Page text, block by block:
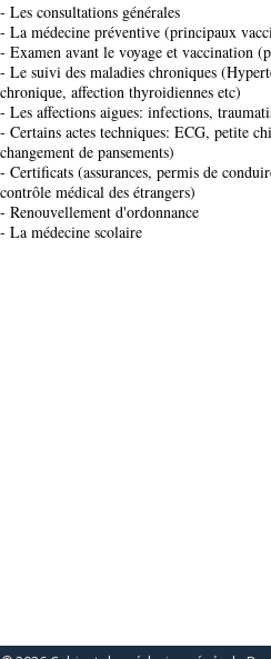
- Les consultations générales
- La médecine préventive (principaux
- Examen avant le voyage et vaccination
- Le suivi des maladies chroniques
chronique, affection thyroidiennes etc)
- Les affections aigues: infections,
- Certains actes techniques: ECG, petite
changement de pansements)
- Certificats (assurances, permis de
contrôle médical des étrangers)
- Renouvellement d'ordonnance
- La médecine scolaire